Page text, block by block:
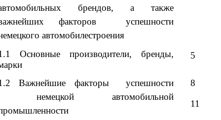
брендов, а также
факторов успешности
автомобилестроения
Основные производители, бренды,
5
Важнейшие факторы успешности
автомобильной
8
11